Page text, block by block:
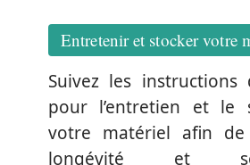
Entretenir et stocker votre
Suivez les
pour l’entretien et le
votre matériel afin
longévité et